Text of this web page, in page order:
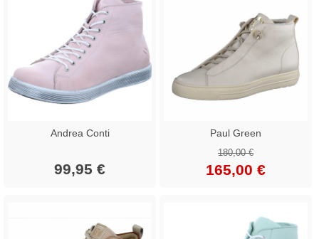
Andrea Conti
99,95 €
Paul Green
180,00 €
165,00 €